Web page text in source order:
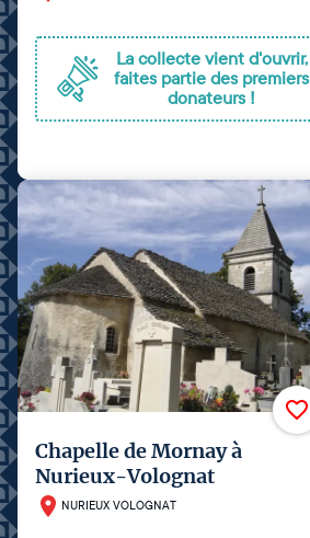
La collecte vient d'ouvrir,
faites partie des premiers
donateurs !
Chapelle de Mornay à
Nurieux-Volognat
NURIEUX VOLOGNAT